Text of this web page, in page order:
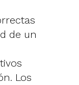
de un
Los